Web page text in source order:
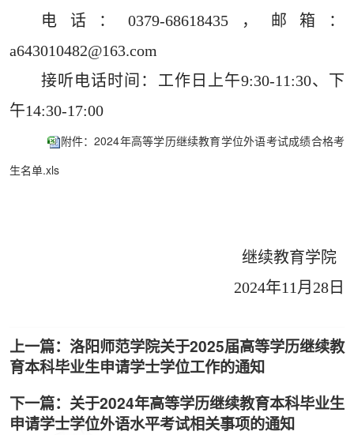
电话：0379-68618435 ，邮箱：
a643010482@163.com
接听电话时间：工作日上午9:30-11:30、下
午14:30-17:00
附件：2024年高等学历继续教育学位外语考试成绩合格考
生名单.xls
继续教育学院
2024年11月28日
上一篇：洛阳师范学院关于2025届高等学历继续教
育本科毕业生申请学士学位工作的通知
下一篇：关于2024年高等学历继续教育本科毕业生
申请学士学位外语水平考试相关事项的通知